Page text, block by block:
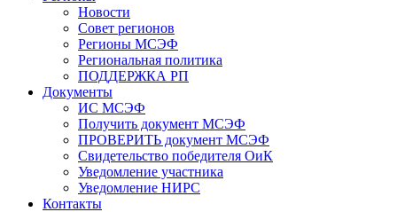
Новости
Совет регионов
Регионы МСЭФ
Региональная политика
ПОДДЕРЖКА РП
Документы
ИС МСЭФ
Получить документ МСЭФ
ПРОВЕРИТЬ документ МСЭФ
Свидетельство победителя ОиК
Уведомление участника
Уведомление НИРС
Контакты